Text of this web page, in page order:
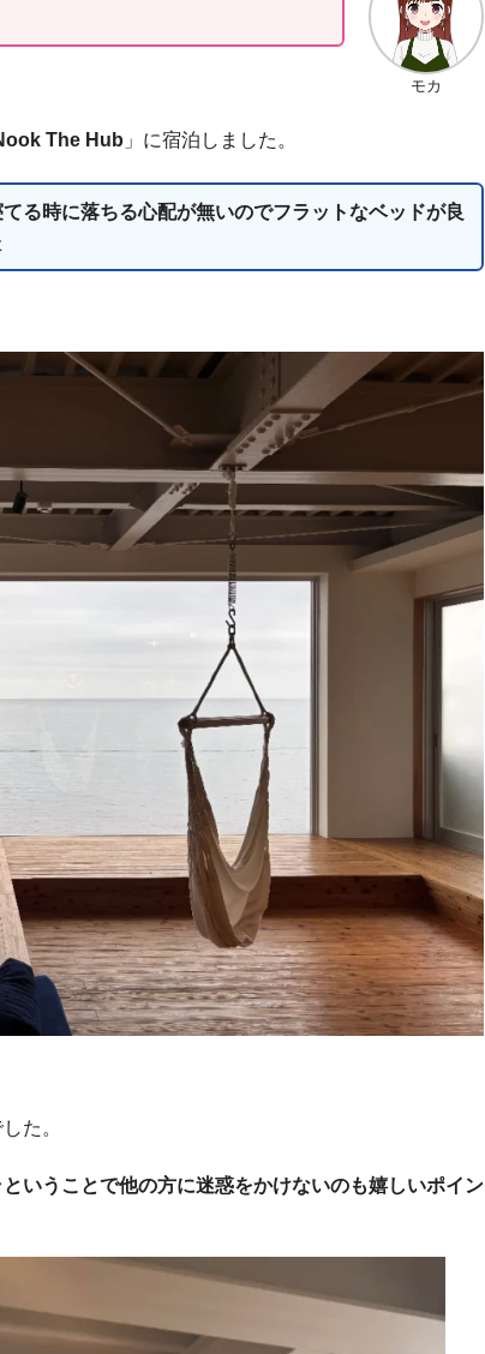
モカ
ook The Hub 」に宿泊しました。
てる時に落ちる心配が無いのでフラットなベッドが良
た。
いうことで他の方に迷惑をかけないのも嬉しいポイン